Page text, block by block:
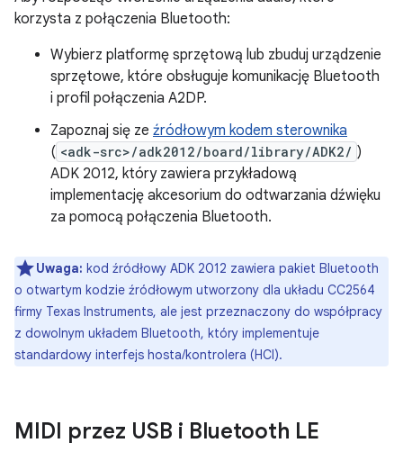
korzysta z połączenia Bluetooth:
Wybierz platformę sprzętową lub zbuduj urządzenie
sprzętowe, które obsługuje komunikację Bluetooth
i profil połączenia A2DP.
Zapoznaj się ze źródłowym kodem sterownika
( <adk-src>/adk2012/board/library/ADK2/ )
ADK 2012, który zawiera przykładową
implementację akcesorium do odtwarzania dźwięku
za pomocą połączenia Bluetooth.
Uwaga: kod źródłowy ADK 2012 zawiera pakiet Bluetooth
o otwartym kodzie źródłowym utworzony dla układu CC2564
firmy Texas Instruments, ale jest przeznaczony do współpracy
z dowolnym układem Bluetooth, który implementuje
standardowy interfejs hosta/kontrolera (HCI).
MIDI przez USB i Bluetooth LE